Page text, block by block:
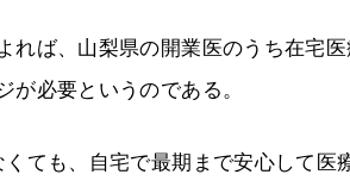
れば、山梨県の開業医のうち在宅
が必要というのである。
ても、自宅で最期まで安心して医